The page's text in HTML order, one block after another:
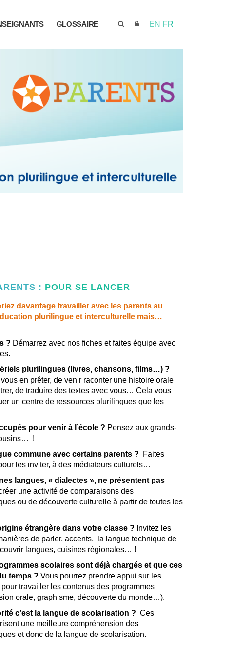
EN FR
GLOSSAIRE
: POUR SE LANCER
davantage travailler avec les parents au
plurilingue et interculturelle mais…
? Démarrez avec nos fiches et faites équipe avec
plurilingues (livres, chansons, films…) ?
en prêter, de venir raconter une histoire orale
de traduire des textes avec vous… Cela vous
un centre de ressources plurilingues que les
pour venir à l’école ? Pensez aux grands-
!
commune avec certains parents ?
Faites
les inviter, à des médiateurs culturels…
langues, « dialectes », ne présentent pas
une activité de comparaisons des
ou de découverte culturelle à partir de toutes les
étrangère dans votre classe ? Invitez les
de parler, accents, la langue technique de
langues, cuisines régionales… !
scolaires sont déjà chargés et que ces
temps ? Vous pourrez prendre appui sur les
travailler les contenus des programmes
orale, graphisme, découverte du monde…).
c’est la langue de scolarisation ? Ces
une meilleure compréhension des
et donc de la langue de scolarisation.